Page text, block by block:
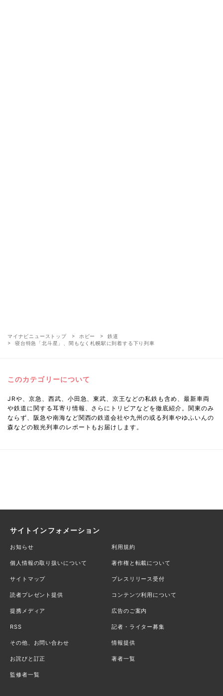
マイナビニューストップ ホビー
鉄道
寝台特急「北斗星」、間もなく札幌駅に到着する下り列車
このカテゴリーについて
JRや、京急、西武、小田急、東武、京王などの私鉄も含め、最新車両
や鉄道に関する耳寄り情報、さらにトリビアなどを徹底紹介。関東のみ
ならず、阪急や南海など関西の鉄道会社や九州の或る列車やゆふいんの
森などの観光列車のレポートもお届けします。
サイトインフォメーション
お知らせ 利用規約
個人情報の取り扱いについて 著作権と転載について
サイトマップ プレスリリース受付
読者プレゼント提供 コンテンツ利用について
提携メディア 広告のご案内
RSS 記者・ライター募集
その他、お問い合わせ 情報提供
お詫びと訂正 著者一覧
監修者一覧